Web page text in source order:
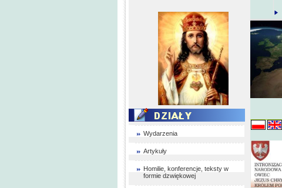
Wydarzenia
Artykuły
Homilie, konferencje, teksty w
formie dzwiękowej